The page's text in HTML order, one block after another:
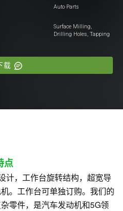
Auto Parts
Surface Milling,
Drilling Holes, Tapping
载
点
计，工作台旋转结构，超宽导
。工作台可单独订购。我们的
零件，是汽车发动机和5G领